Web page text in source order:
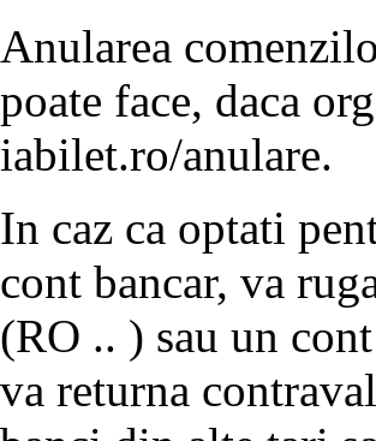
Anularea
poate face, daca
iabilet.ro/anulare.
In caz ca optati
cont bancar, va
(RO .. ) sau un
va returna